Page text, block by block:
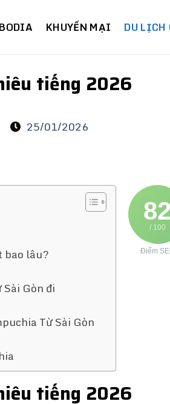
KHUYẾN MẠI DU LỊCH
tiếng 2026
25/01/2026
82
/ 100
Điểm
bao lâu?
Gòn đi
Từ Sài Gòn
tiếng 2026